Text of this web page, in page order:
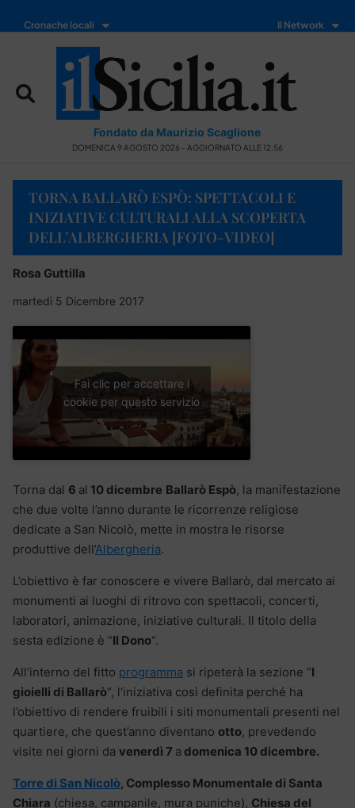
Cronache locali Il Network
Fondato da Maurizio Scaglione
DOMENICA 9 AGOSTO 2026 - AGGIORNATO ALLE 12:56
TORNA BALLARÒ ESPÒ: SPETTACOLI E
INIZIATIVE CULTURALI ALLA SCOPERTA
DELL’ALBERGHERIA [FOTO-VIDEO]
Rosa Guttilla
martedì 5 Dicembre 2017
Fai clic per accettare i
cookie per questo servizio
Torna dal 6 al 10 dicembre Ballarò Espò, la manifestazione
che due volte l’anno durante le ricorrenze religiose
dedicate a San Nicolò, mette in mostra le risorse
produttive dell’Albergheria.
L’obiettivo è far conoscere e vivere Ballarò, dal mercato ai
monumenti ai luoghi di ritrovo con spettacoli, concerti,
laboratori, animazione, iniziative culturali. Il titolo della
sesta edizione è “Il Dono“.
All’interno del fitto programma si ripeterà la sezione “I
gioielli di Ballarò“, l’iniziativa così definita perché ha
l’obiettivo di rendere fruibili i siti monumentali presenti nel
quartiere, che quest’anno diventano otto, prevedendo
visite nei giorni da venerdì 7 a domenica 10 dicembre.
Torre di San Nicolò, Complesso Monumentale di Santa
Chiara (chiesa, campanile, mura puniche), Chiesa del